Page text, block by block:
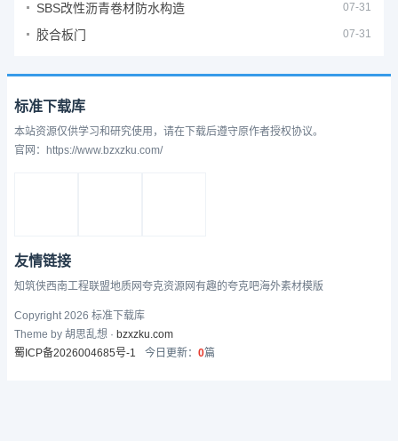
SBS改性沥青卷材防水构造 07-31
胶合板门 07-31
标准下载库
本站资源仅供学习和研究使用，请在下载后遵守原作者授权协议。
官网：https://www.bzxzku.com/
友情链接
知筑侠西南工程联盟地质网夸克资源网有趣的夸克吧海外素材模版
Copyright 2026 标准下载库
Theme by 胡思乱想 · bzxzku.com
蜀ICP备2026004685号-1
今日更新： 0篇